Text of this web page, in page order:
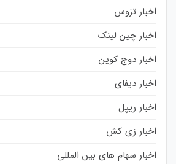
اخبار تزوس
اخبار چین لینک
اخبار دوج کوین
اخبار دیفای
اخبار ریپل
اخبار زی کش
اخبار سهام های بین المللی